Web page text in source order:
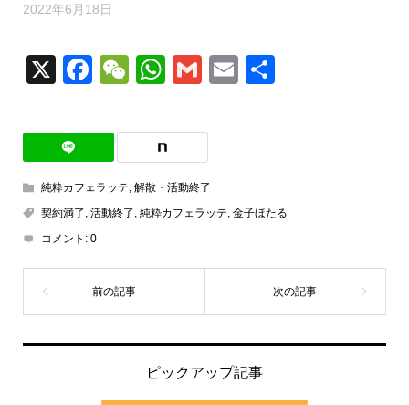
2022年6月18日
X Facebook
WeChat
WhatsApp
GmailEmail
純粋カフェラッテ, 解散・活動終了
契約満了 , 活動終了 , 純粋カフェラッテ, 金子ほたる
コメント: 0
ピックアップ記事